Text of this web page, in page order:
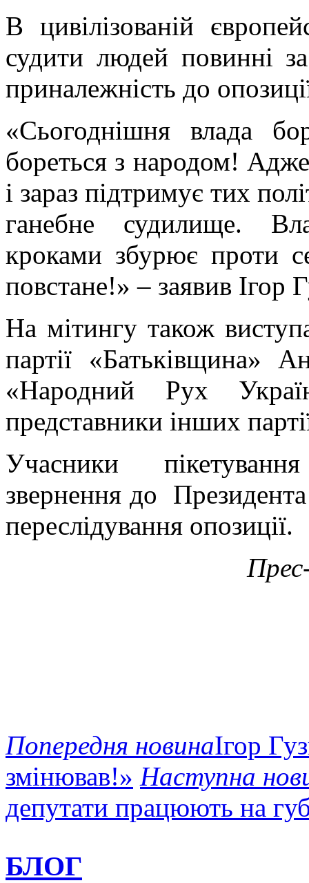
В цивілізованій
судити людей повинні
приналежність до
«Сьогоднішня влада
бореться з народом!
і зараз підтримує тих
ганебне судилище.
кроками збурює проти
повстане!» – заявив Ігор
На мітингу також
партії «Батьківщина»
«Народний Рух
представники інших
Учасники
звернення до
переслідування опозиції.
Попередня новинаІгор
змінював!» Наступна
депутати працюють на
БЛОГ